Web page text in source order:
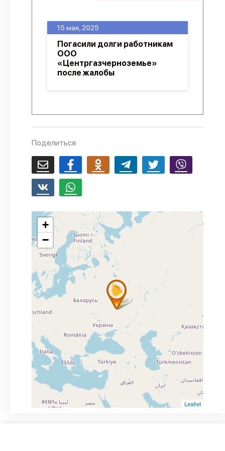
Политика конфиденциальности
15 мая, 2025
Погасили долги работникам
ООО
«Центргазчерноземье»
после жалобы
Поделиться
+
−
Leaflet